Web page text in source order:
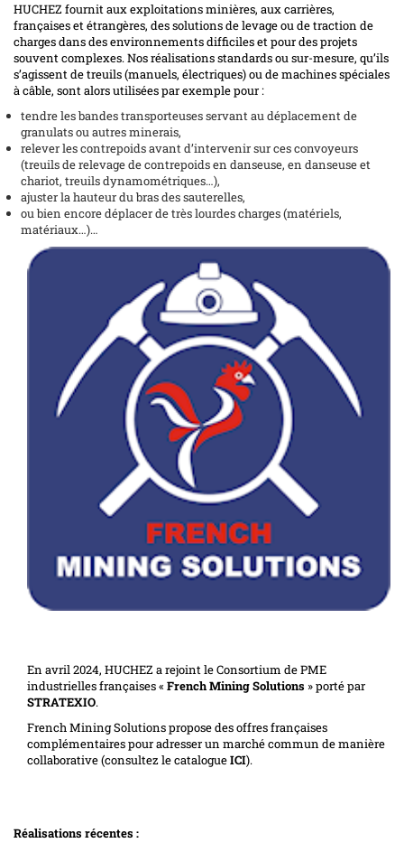
HUCHEZ fournit aux exploitations minières, aux carrières,
françaises et étrangères, des solutions de levage ou de traction de
charges dans des environnements difficiles et pour des projets
souvent complexes. Nos réalisations standards ou sur-mesure, qu’ils
s’agissent de treuils (manuels, électriques) ou de machines spéciales
à câble, sont alors utilisées par exemple pour :
tendre les bandes transporteuses servant au déplacement de
granulats ou autres minerais,
relever les contrepoids avant d’intervenir sur ces convoyeurs
(treuils de relevage de contrepoids en danseuse, en danseuse et
chariot, treuils dynamométriques…),
ajuster la hauteur du bras des sauterelles,
ou bien encore déplacer de très lourdes charges (matériels,
matériaux…)…
En avril 2024, HUCHEZ a rejoint le Consortium de PME
industrielles françaises « French Mining Solutions » porté par
STRATEXIO.
French Mining Solutions propose des offres françaises
complémentaires pour adresser un marché commun de manière
collaborative (consultez le catalogueICI).
Réalisations récentes :